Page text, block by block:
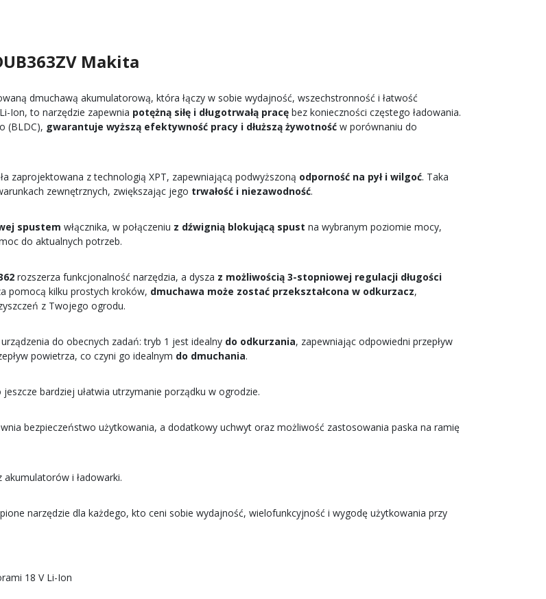
Makita
dmuchawą akumulatorową, która łączy w sobie wydajność, wszechstronność i łatwość
Ion, to narzędzie zapewnia potężną siłę i długotrwałą pracę bez konieczności częstego ładowania.
(BLDC), gwarantuje wyższą efektywność pracy i dłuższą żywotność w porównaniu do
zaprojektowana z technologią XPT, zapewniającą podwyższoną odporność na pył i wilgoć. Taka
zewnętrznych, zwiększając jego trwałość i niezawodność.
spustem włącznika, w połączeniu z dźwignią blokującą spust na wybranym poziomie mocy,
do aktualnych potrzeb.
rozszerza funkcjonalność narzędzia, a dysza z możliwością 3-stopniowej regulacji długości
pomocą kilku prostych kroków, dmuchawa może zostać przekształcona w odkurzacz,
z Twojego ogrodu.
do obecnych zadań: tryb 1 jest idealny do odkurzania, zapewniając odpowiedni przepływ
powietrza, co czyni go idealnym do dmuchania.
jeszcze bardziej ułatwia utrzymanie porządku w ogrodzie.
bezpieczeństwo użytkowania, a dodatkowy uchwyt oraz możliwość zastosowania paska na ramię
i ładowarki.
narzędzie dla każdego, kto ceni sobie wydajność, wielofunkcyjność i wygodę użytkowania przy
18 V Li-Ion